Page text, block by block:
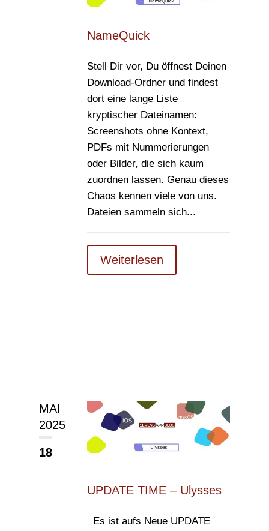
NameQuick
Stell Dir vor, Du öffnest Deinen
Download-Ordner und findest
dort eine lange Liste
kryptischer Dateinamen:
Screenshots ohne Kontext,
PDFs mit Nummerierungen
oder Bilder, die sich kaum
zuordnen lassen. Genau dieses
Chaos kennen viele von uns.
Dateien sammeln sich...
Weiterlesen
MAI
2025
18
UPDATE TIME – Ulysses
Es ist aufs Neue UPDATE